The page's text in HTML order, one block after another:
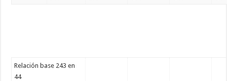
Relación base 243 en
44